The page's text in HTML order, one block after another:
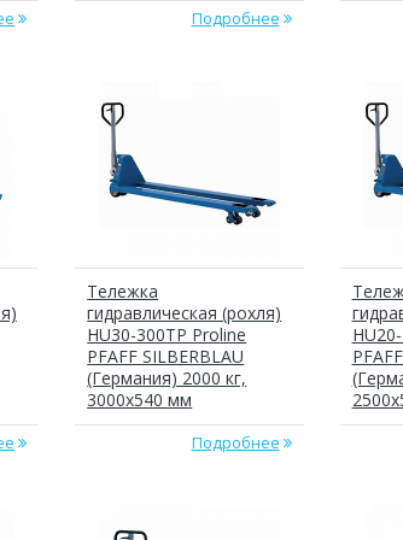
Подробнее
Тележка
гидравлическая (рохля)
HU30-300TP Proline
PFAFF SILBERBLAU
(Германия) 2000 кг,
3000x540 мм
Подробнее